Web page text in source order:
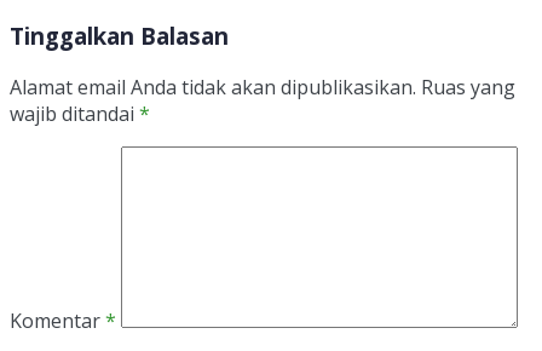
Tinggalkan Balasan
Alamat email Anda tidak akan dipublikasikan. Ruas yang
wajib ditandai *
Komentar*